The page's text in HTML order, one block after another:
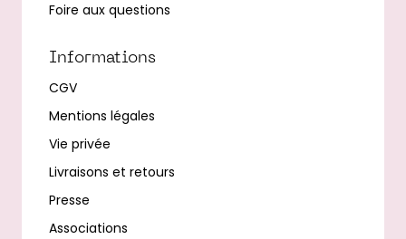
Foire aux questions
Informations
CGV
Mentions légales
Vie privée
Livraisons et retours
Presse
Associations